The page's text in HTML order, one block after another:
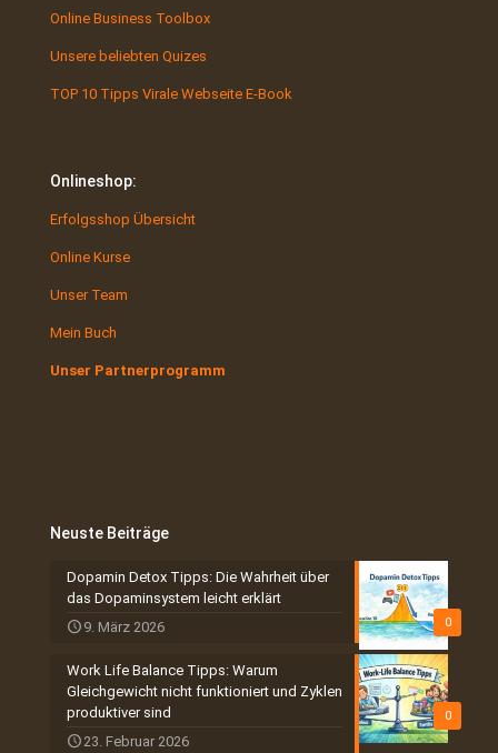
Online Business Toolbox
Unsere beliebten Quizes
TOP 10 Tipps Virale Webseite E-Book
Onlineshop:
Erfolgsshop Übersicht
Online Kurse
Unser Team
Mein Buch
Unser Partnerprogramm
Neuste Beiträge
0
Dopamin Detox Tipps: Die Wahrheit über
das Dopaminsystem leicht erklärt
9. März 2026
0
Work Life Balance Tipps: Warum
Gleichgewicht nicht funktioniert und Zyklen
produktiver sind
23. Februar 2026